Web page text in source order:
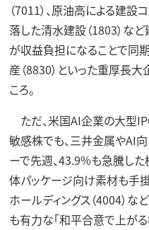
（7011）、原油高による建
落した清水建設（1803）な
が収益負担になることで同
産（8830）といった重厚長
ころ。
ただ、米国AI企業の大型
敏感株でも、三井金属やAI
ーで先週、43.9%も急騰した
体パッケージ向け素材も手
ホールディングス（4004）
も有力な「和平合意で上が